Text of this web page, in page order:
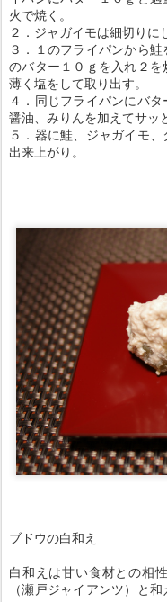
火で焼く。
２．ジャガイモは細切りに
３．１のフライパンから
のバター１０ｇを入れ２
薄く塩をして取り出す。
４．同じフライパンにバ
醤油、みりんを加えてサッ
５．器に鮭、ジャガイモ
出来上がり。
ブドウの白和え
白和えは甘い食材との相
（瀬戸ジャイアンツ）と